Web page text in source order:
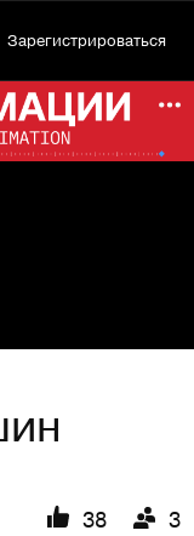
Зарегистрироваться
38 3